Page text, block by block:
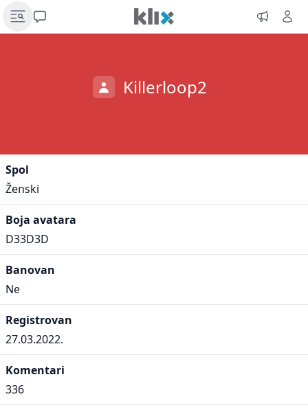
Killerloop2
Spol
Ženski
Boja avatara
D33D3D
Banovan
Ne
Registrovan
27.03.2022.
Komentari
336